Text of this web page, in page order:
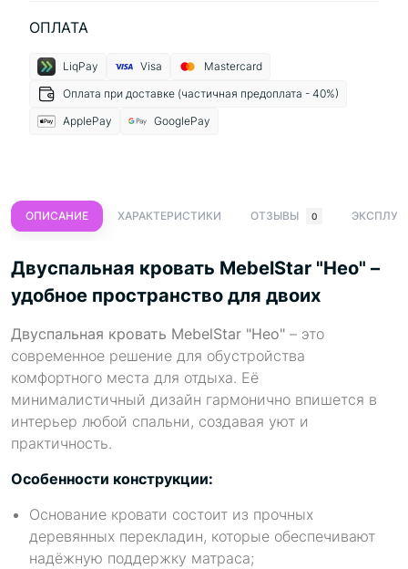
ОПЛАТА
LiqPay Visa
Mastercard
Оплата при доставке (частичная предоплата - 40%)
ApplePay
GooglePay
ОПИСАНИЕ ХАРАКТЕРИСТИКИ ОТЗЫВЫ 0
Двуспальная кровать MebelStar "Нео" –
удобное пространство для двоих
Двуспальная кровать MebelStar "Нео" – это
современное решение для обустройства
комфортного места для отдыха. Её
минималистичный дизайн гармонично впишется в
интерьер любой спальни, создавая уют и
практичность.
Особенности конструкции:
Основание кровати состоит из прочных
деревянных перекладин, которые обеспечивают
надёжную поддержку матраса;